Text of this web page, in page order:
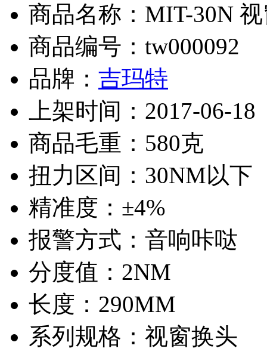
商品名称：MIT-30N
商品编号：tw000092
品牌： 吉玛特
上架时间：2017-06-18
商品毛重：580克
扭力区间：30NM以下
精准度：±4%
报警方式：音响咔哒
分度值：2NM
长度：290MM
系列规格：视窗换头